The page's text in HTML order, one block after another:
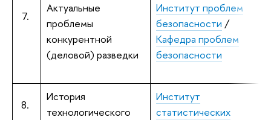
7.
Актуальные
проблемы
конкурентной
(деловой) разведки
Институт проблем
безопасности /
Кафедра проблем
безопасности
8.
История
технологического
Институт
статистических